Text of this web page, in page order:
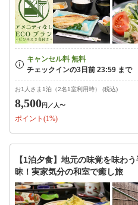
お1人さま1泊（2名1室利用時） (税込)
8,500円 ／人〜
ポイント(1%)
【1泊夕食】地元の味覚を味わ
昧！実家気分の和室で癒し旅